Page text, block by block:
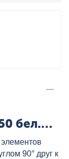
бел.
90° друг к